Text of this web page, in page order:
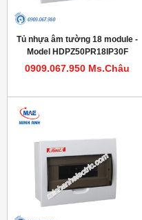
Tủ nhựa âm tường 18 module -
Model HDPZ50PR18IP30F
0909.067.950 Ms.Châu